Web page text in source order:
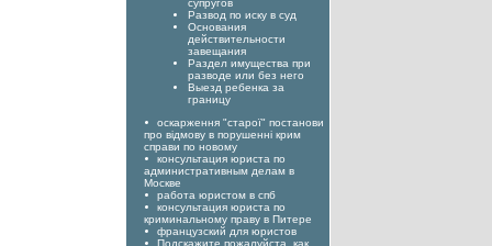
супругов
Развод по иску в суд
Основания
действительности
завещания
Раздел имущества при
разводе или без него
Выезд ребенка за
границу
оскарження "старої" постанови
про відмову в порушенні крим
справи по новому
консультация юриста по
административным делам в
Москве
работа юристом в спб
консультация юриста по
криминальному праву в Питере
французский для юристов
Подскажите пожалуйста, как